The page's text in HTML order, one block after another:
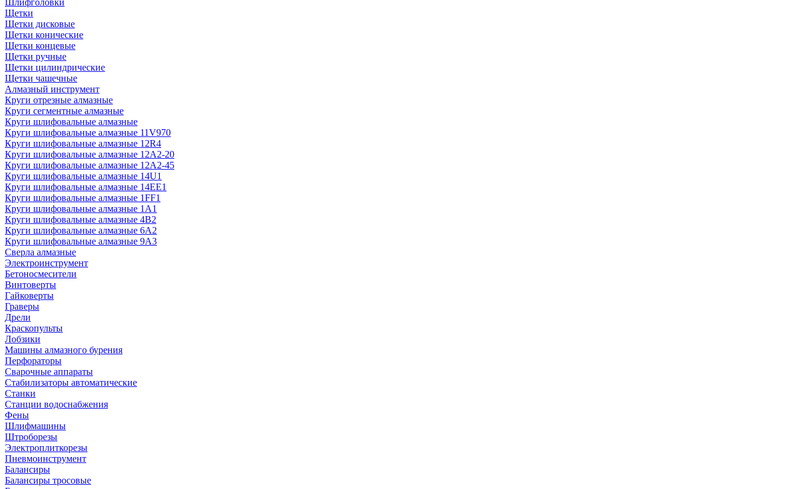
Шлифголовки
Щетки
Щетки дисковые
Щетки конические
Щетки концевые
Щетки ручные
Щетки цилиндрические
Щетки чашечные
Алмазный инструмент
Круги отрезные алмазные
Круги сегментные алмазные
Круги шлифовальные алмазные
Круги шлифовальные алмазные 11V970
Круги шлифовальные алмазные 12R4
Круги шлифовальные алмазные 12А2-20
Круги шлифовальные алмазные 12А2-45
Круги шлифовальные алмазные 14U1
Круги шлифовальные алмазные 14ЕЕ1
Круги шлифовальные алмазные 1FF1
Круги шлифовальные алмазные 1А1
Круги шлифовальные алмазные 4В2
Круги шлифовальные алмазные 6A2
Круги шлифовальные алмазные 9А3
Сверла алмазные
Электроинструмент
Бетоносмесители
Винтоверты
Гайковерты
Граверы
Дрели
Краскопульты
Лобзики
Машины алмазного бурения
Перфораторы
Сварочные аппараты
Стабилизаторы автоматические
Станки
Станции водоснабжения
Фены
Шлифмашины
Штроборезы
Электроплиткорезы
Пневмоинструмент
Балансиры
Балансиры тросовые